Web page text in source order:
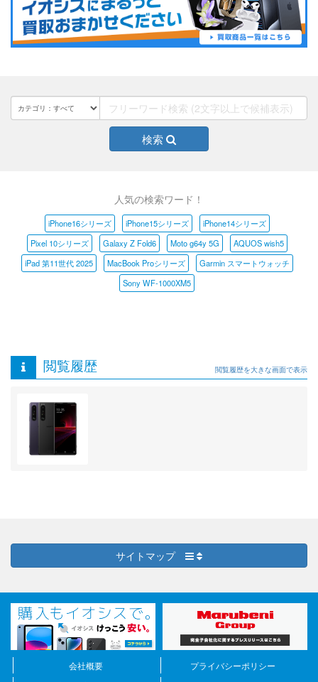
検索
人気の検索ワード！
iPhone16シリーズ iPhone15シリーズ
iPhone14シリーズ
Pixel 10シリーズ
Galaxy Z Fold6 Moto g64y 5G
AQUOS wish5
iPad 第11世代 2025
MacBook Proシリーズ
Garmin スマートウォッチ
Sony WF-1000XM5
閲覧履歴 閲覧履歴を大きな画面で表示
サイトマップ
会社概要
プライバシーポリシー